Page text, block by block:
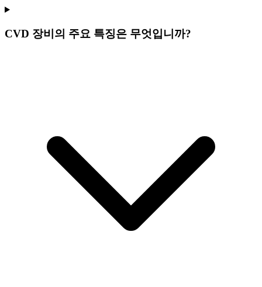
CVD 장비의 주요 특징은 무엇입니까?